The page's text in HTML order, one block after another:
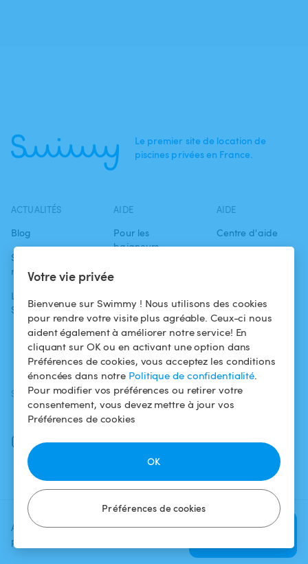
Votre vie privée
Bienvenue sur Swimmy ! Nous utilisons des cookies
pour rendre votre visite plus agréable. Ceux-ci nous
aident également à améliorer notre service! En
cliquant sur OK ou en activant une option dans
Préférences de cookies, vous acceptez les conditions
énoncées dans notre Politique de confidentialité.
Pour modifier vos préférences ou retirer votre
consentement, vous devez mettre à jour vos
Préférences de cookies
Préférences de cookies
OK
Ajoutez une date et un créneau
pour voir le prix
Vérifier la
Le premier site de location de
piscines privées en France.
ACTUALITÉS
Blog
Swimmy dans les
médias
L'aventure
Swimmy
AIDE
Pour les
baigneurs
Louer ma piscine
Comment ça
marche ?
AIDE
Centre d'aide
confidentialité
Mentions légales
SUIVEZ-NOUS
Facebook
Instagram
TÉLÉCHARGEZ L'APP